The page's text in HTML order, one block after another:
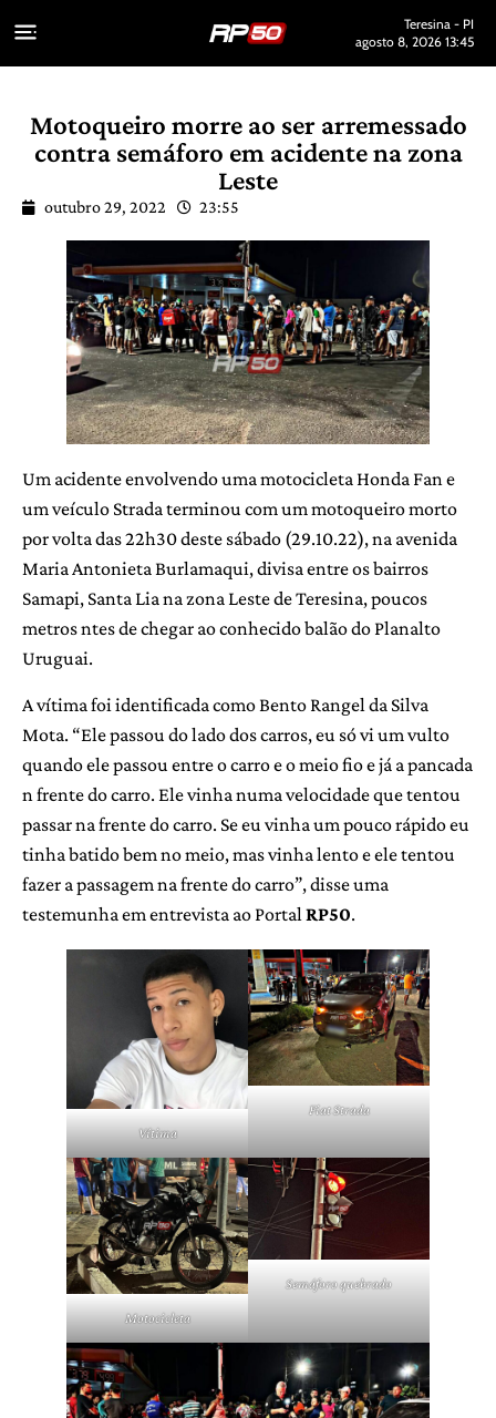
Teresina - PI
agosto 8, 2026 13:45
Motoqueiro morre ao ser arremessado
contra semáforo em acidente na zona
Leste
outubro 29, 2022 23:55
Um acidente envolvendo uma motocicleta Honda Fan e
um veículo Strada terminou com um motoqueiro morto
por volta das 22h30 deste sábado (29.10.22), na avenida
Maria Antonieta Burlamaqui, divisa entre os bairros
Samapi, Santa Lia na zona Leste de Teresina, poucos
metros ntes de chegar ao conhecido balão do Planalto
Uruguai.
A vítima foi identificada como Bento Rangel da Silva
Mota. “Ele passou do lado dos carros, eu só vi um vulto
quando ele passou entre o carro e o meio fio e já a pancada
n frente do carro. Ele vinha numa velocidade que tentou
passar na frente do carro. Se eu vinha um pouco rápido eu
tinha batido bem no meio, mas vinha lento e ele tentou
fazer a passagem na frente do carro”, disse uma
testemunha em entrevista ao Portal RP50.
Vítima
Fiat Strada
Motocicleta
Semáforo quebrado